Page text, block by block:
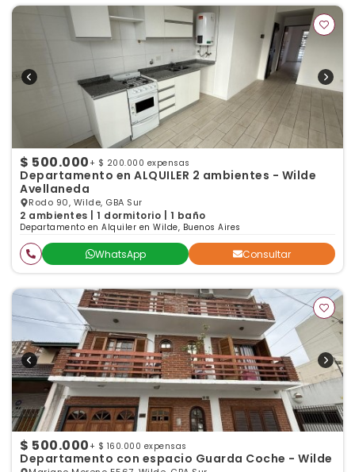
$ 500.000 + $ 200.000 expensas
Departamento en ALQUILER 2 ambientes - Wilde
Avellaneda
Rodo 90, Wilde, GBA Sur
2 ambientes | 1 dormitorio | 1 baño
Departamento en Alquiler en Wilde, Buenos Aires
WhatsApp Consultar
$ 500.000 + $ 160.000 expensas
Departamento con espacio Guarda Coche - Wilde